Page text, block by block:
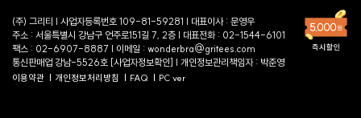
(주) 그리티 | 사업자등록번호 109-81-59281 | 대표이사 : 문영우
주소 : 서울특별시 강남구 언주로151길 7, 2층 | 대표전화 : 02-1544-6101
팩스 : 02-6907-8887 | 이메일 : wonderbra@gritees.com
통신판매업 강남-5526호 [사업자정보확인] | 개인정보관리책임자 : 박준영
이용약관 개인정보처리방침 FAQ PC ver